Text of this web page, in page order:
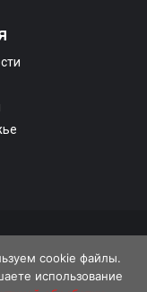
cookie файлы.
использование